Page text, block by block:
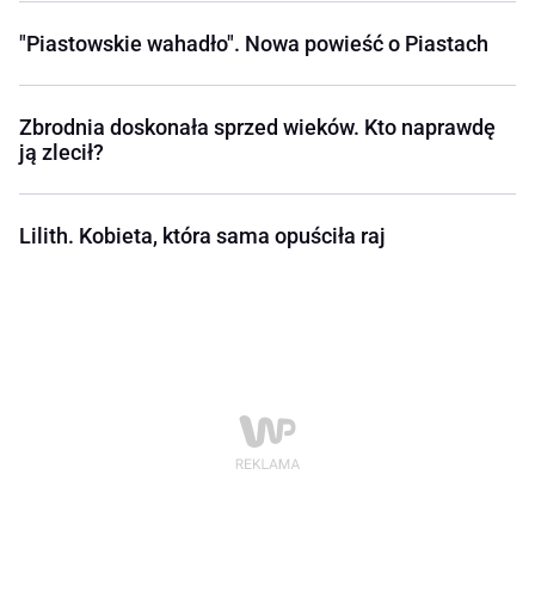
"Piastowskie wahadło". Nowa powieść o Piastach
Zbrodnia doskonała sprzed wieków. Kto naprawdę
ją zlecił?
Lilith. Kobieta, która sama opuściła raj